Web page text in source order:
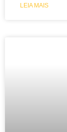
LEIA MAIS